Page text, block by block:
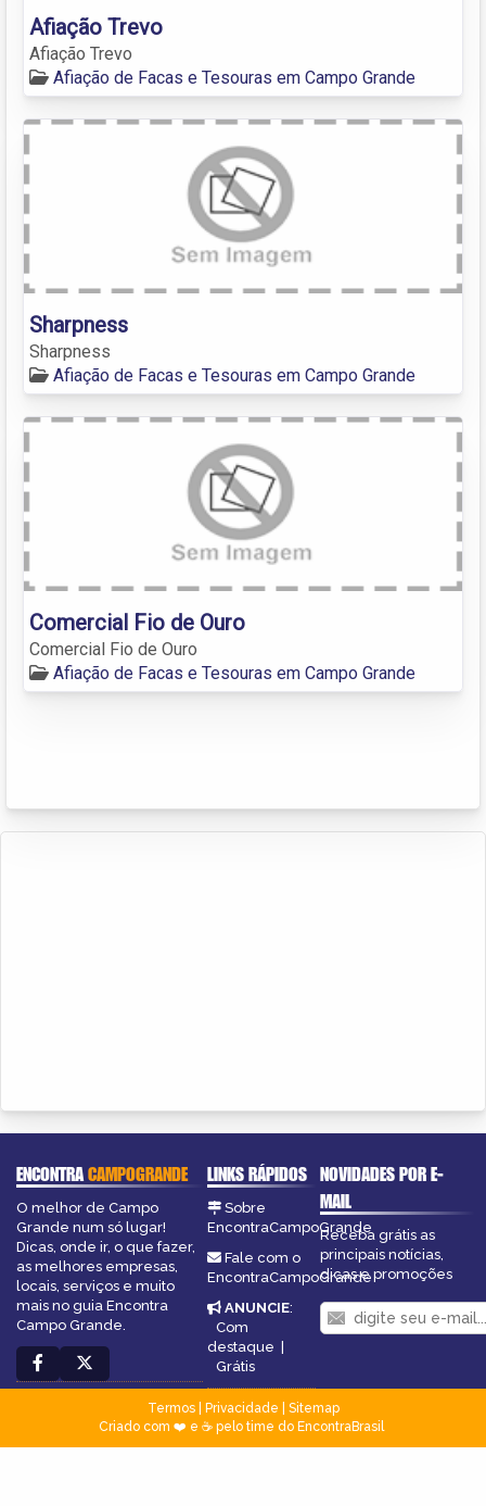
Afiação Trevo
Afiação Trevo
Afiação de Facas e Tesouras em Campo Grande
Sharpness
Sharpness
Afiação de Facas e Tesouras em Campo Grande
Comercial Fio de Ouro
Comercial Fio de Ouro
Afiação de Facas e Tesouras em Campo Grande
ENCONTRACAMPOGRANDE
O melhor de Campo
Grande num só lugar!
Dicas, onde ir, o que fazer,
as melhores empresas,
locais, serviços e muito
mais no guia Encontra
Campo Grande.
LINKS RÁPIDOS
Sobre
EncontraCampoGrande
Fale com o
EncontraCampoGrande
ANUNCIE:
Com
destaque |
Grátis
NOVIDADES POR E-
MAIL
Receba grátis as
principais notícias,
dicas e promoções
Termos| Privacidade
Sitemap
Criado com ❤️ e ☕ pelo time do EncontraBrasil